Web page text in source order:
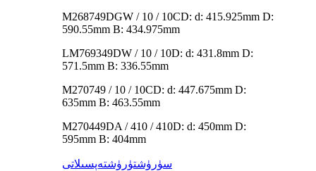
M268749DGW / 10 / 10CD: d: 415.925mm D:
590.55mm B: 434.975mm
LM769349DW / 10 / 10D: d: 431.8mm D:
571.5mm B: 336.55mm
M270749 / 10 / 10CD: d: 447.675mm D:
635mm B: 463.55mm
M270449DA / 410 / 410D: d: 450mm D:
595mm B: 404mm
سۈرۈشتۈرۈشتەپسىلاتى